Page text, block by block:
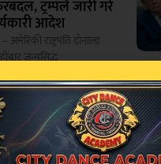
ट्रम्पले जारी गरे
आदेश
अमेरिकी राष्ट्रपति डोनाल्ड
जन्मसिद्ध